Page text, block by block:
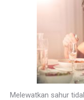
Melewatkan sahur